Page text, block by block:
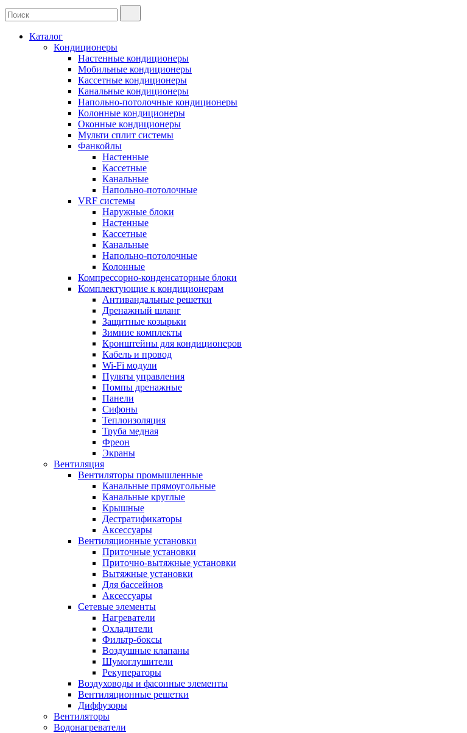
Каталог
Кондиционеры
Настенные кондиционеры
Мобильные кондиционеры
Кассетные кондиционеры
Канальные кондиционеры
Напольно-потолочные кондиционеры
Колонные кондиционеры
Оконные кондиционеры
Мульти сплит системы
Фанкойлы
Настенные
Кассетные
Канальные
Напольно-потолочные
VRF системы
Наружные блоки
Настенные
Кассетные
Канальные
Напольно-потолочные
Колонные
Компрессорно-конденсаторные блоки
Комплектующие к кондиционерам
Антивандальные решетки
Дренажный шланг
Защитные козырьки
Зимние комплекты
Кронштейны для кондиционеров
Кабель и провод
Wi-Fi модули
Пульты управления
Помпы дренажные
Панели
Сифоны
Теплоизоляция
Труба медная
Фреон
Экраны
Вентиляция
Вентиляторы промышленные
Канальные прямоугольные
Канальные круглые
Крышные
Дестратификаторы
Аксессуары
Вентиляционные установки
Приточные установки
Приточно-вытяжные установки
Вытяжные установки
Для бассейнов
Аксессуары
Сетевые элементы
Нагреватели
Охладители
Фильтр-боксы
Воздушные клапаны
Шумоглушители
Рекуператоры
Воздуховоды и фасонные элементы
Вентиляционные решетки
Диффузоры
Вентиляторы
Водонагреватели